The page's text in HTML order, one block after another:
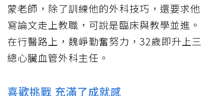
蒙老師，除了訓練他的外科技巧，還要求他
寫論文走上教職，可說是臨床與教學並進。
在行醫路上，魏崢勤奮努力，32歲即升上三
總心臟血管外科主任。
喜歡挑戰 充滿了成就感